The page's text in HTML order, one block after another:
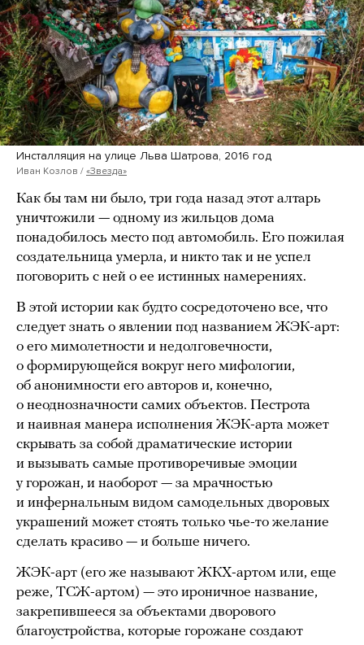
Инсталляция на улице Льва Шатрова, 2016 год
Иван Козлов / «Звезда»
Как бы там ни было, три года назад этот алтарь
уничтожили — одному из жильцов дома
понадобилось место под автомобиль. Его пожилая
создательница умерла, и никто так и не успел
поговорить с ней о ее истинных намерениях.
В этой истории как будто сосредоточено все, что
следует знать о явлении под названием ЖЭК-арт:
о его мимолетности и недолговечности,
о формирующейся вокруг него мифологии,
об анонимности его авторов и, конечно,
о неоднозначности самих объектов. Пестрота
и наивная манера исполнения ЖЭК-арта может
скрывать за собой драматические истории
и вызывать самые противоречивые эмоции
у горожан, и наоборот — за мрачностью
и инфернальным видом самодельных дворовых
украшений может стоять только чье-то желание
сделать красиво — и больше ничего.
ЖЭК-арт (его же называют ЖКХ-артом или, еще
реже, ТСЖ-артом) — это ироничное название,
закрепившееся за объектами дворового
благоустройства, которые горожане создают